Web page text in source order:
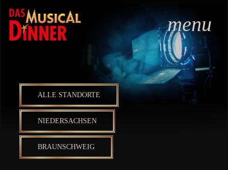
menu
ALLE STANDORTE
NIEDERSACHSEN
BRAUNSCHWEIG